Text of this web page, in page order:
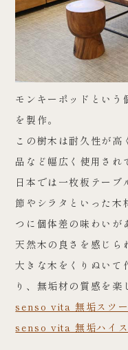
モンキーポッドという
を製作。
この樹木は耐久性が
品など幅広く使用され
日本では一枚板テーブ
節やシラタといった木
つに個体差の味わいが
天然木の良さを感じら
大きな木をくりぬいて
り、無垢材の質感を楽
senso vita 無垢スツ
senso vita 無垢ハイス